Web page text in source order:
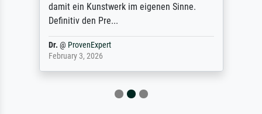
damit ein Kunstwerk im eigenen Sinne.
Definitiv den Pre...
Dr. @ ProvenExpert
February 3, 2026